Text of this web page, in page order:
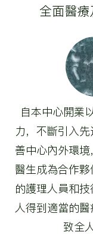
全面醫
自本中心開業
力，不斷引入
善中心內外環
醫生成為合作
的護理人員和
人得到適當的
致全